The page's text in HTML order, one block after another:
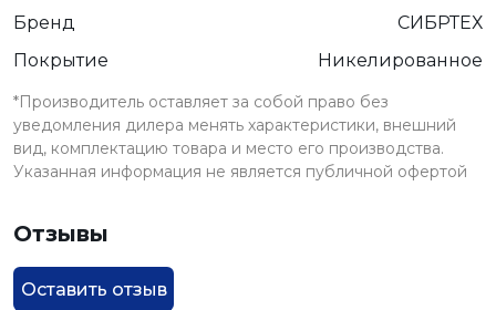
Бренд
СИБРТЕХ
Покрытие
Никелированное
*Производитель оставляет за собой право без
уведомления дилера менять характеристики, внешний
вид, комплектацию товара и место его производства.
Указанная информация не является публичной офертой
Отзывы
Оставить отзыв